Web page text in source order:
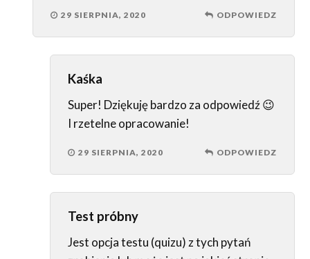
29 SIERPNIA, 2020 ODPOWIEDZ
Kaśka
Super! Dziękuję bardzo za odpowiedź 😉
I rzetelne opracowanie!
29 SIERPNIA, 2020 ODPOWIEDZ
Test próbny
Jest opcja testu (quizu) z tych pytań